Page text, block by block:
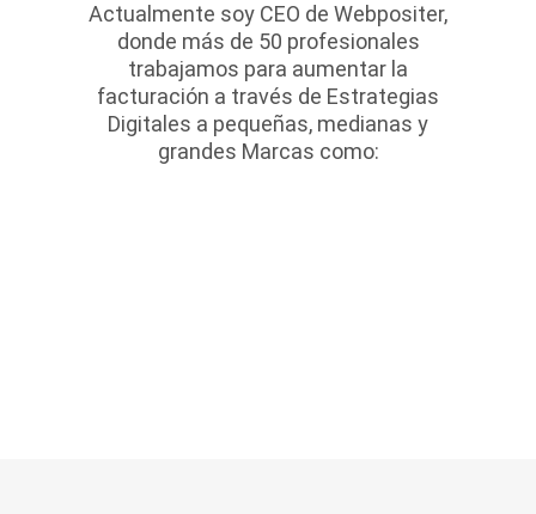
Actualmente soy CEO de Webpositer,
donde más de 50 profesionales
trabajamos para aumentar la
facturación a través de Estrategias
Digitales a pequeñas, medianas y
grandes Marcas como: